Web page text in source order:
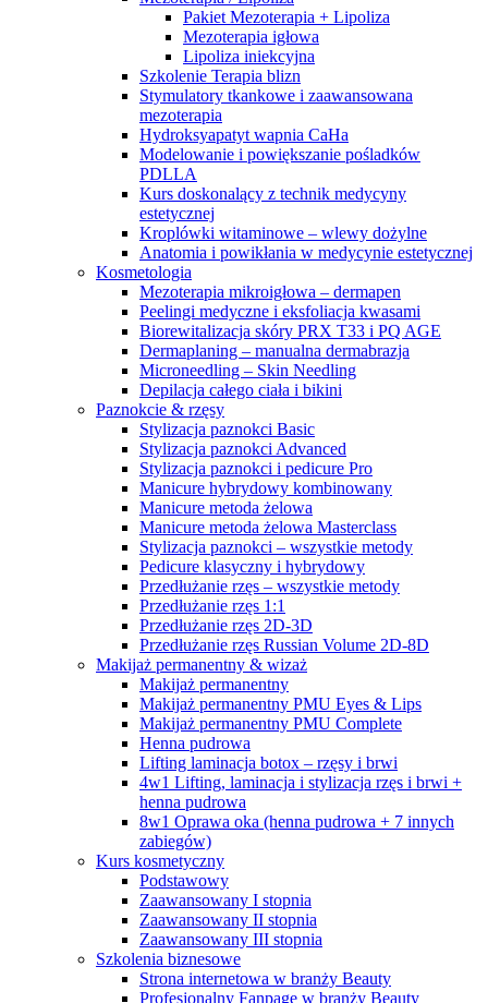
Pakiet Mezoterapia + Lipoliza
Mezoterapia igłowa
Lipoliza iniekcyjna
Szkolenie Terapia blizn
Stymulatory tkankowe i zaawansowana
mezoterapia
Hydroksyapatyt wapnia CaHa
Modelowanie i powiększanie pośladków
PDLLA
Kurs doskonalący z technik medycyny
estetycznej
Kroplówki witaminowe – wlewy dożylne
Anatomia i powikłania w medycynie estetycznej
Kosmetologia
Mezoterapia mikroigłowa – dermapen
Peelingi medyczne i eksfoliacja kwasami
Biorewitalizacja skóry PRX T33 i PQ AGE
Dermaplaning – manualna dermabrazja
Microneedling – Skin Needling
Depilacja całego ciała i bikini
Paznokcie & rzęsy
Stylizacja paznokci Basic
Stylizacja paznokci Advanced
Stylizacja paznokci i pedicure Pro
Manicure hybrydowy kombinowany
Manicure metoda żelowa
Manicure metoda żelowa Masterclass
Stylizacja paznokci – wszystkie metody
Pedicure klasyczny i hybrydowy
Przedłużanie rzęs – wszystkie metody
Przedłużanie rzęs 1:1
Przedłużanie rzęs 2D-3D
Przedłużanie rzęs Russian Volume 2D-8D
Makijaż permanentny & wizaż
Makijaż permanentny
Makijaż permanentny PMU Eyes & Lips
Makijaż permanentny PMU Complete
Henna pudrowa
Lifting laminacja botox – rzęsy i brwi
4w1 Lifting, laminacja i stylizacja rzęs i brwi +
henna pudrowa
8w1 Oprawa oka (henna pudrowa + 7 innych
zabiegów)
Kurs kosmetyczny
Podstawowy
Zaawansowany I stopnia
Zaawansowany II stopnia
Zaawansowany III stopnia
Szkolenia biznesowe
Strona internetowa w branży Beauty
Profesjonalny Fanpage w branży Beauty